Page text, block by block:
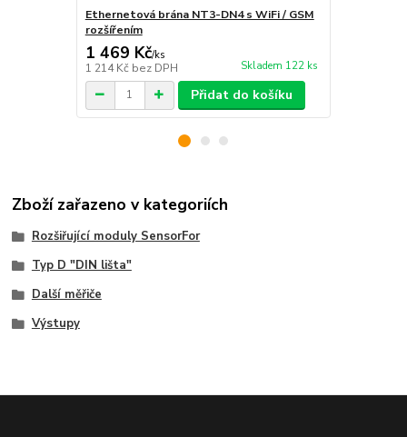
Ethernetová brána NT3-DN4 s WiFi / GSM
rozšířením
1 469 Kč/ks
1 214 Kč bez DPH Skladem 122 ks
Přidat do košíku
Zboží zařazeno v kategoriích
Rozšiřující moduly SensorFor
Typ D "DIN lišta"
Další měřiče
Výstupy